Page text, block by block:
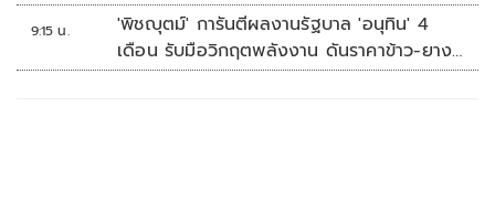
9:15 น.
'พิชญุตม์' การันตีผลงานรัฐบาล 'อนุทิน' 4
เดือน รับมือวิกฤตพลังงาน ดันราคาข้าว-ยาง-
ปาล์ม พุ่งต่อเนื่อง พร้อมอัดมาตรการช่วยลด